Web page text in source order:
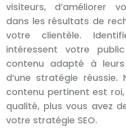
visiteurs, d’améliorer
dans les résultats de
votre clientèle.
intéressent votre
contenu adapté à
d’une stratégie réussie.
contenu pertinent est
qualité, plus vous avez
votre stratégie SEO.